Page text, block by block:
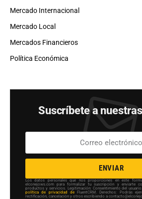
Mercado Internacional
Mercado Local
Mercados Financieros
Política Económica
Suscríbete a
ENVIAR
Los datos personales que nos proporciones en este
elconejows.com para formalizar tu suscripción y enviarte
productos y servicios. Legitimación: Consentimiento del usuario.
política de privacidad de FluentCRM. Derechos: Podrás
rectificación, cancelación y otros escribiendo a